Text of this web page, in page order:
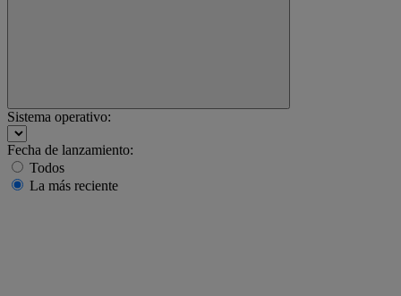
Sistema operativo:
Fecha de lanzamiento:
Todos
La más reciente